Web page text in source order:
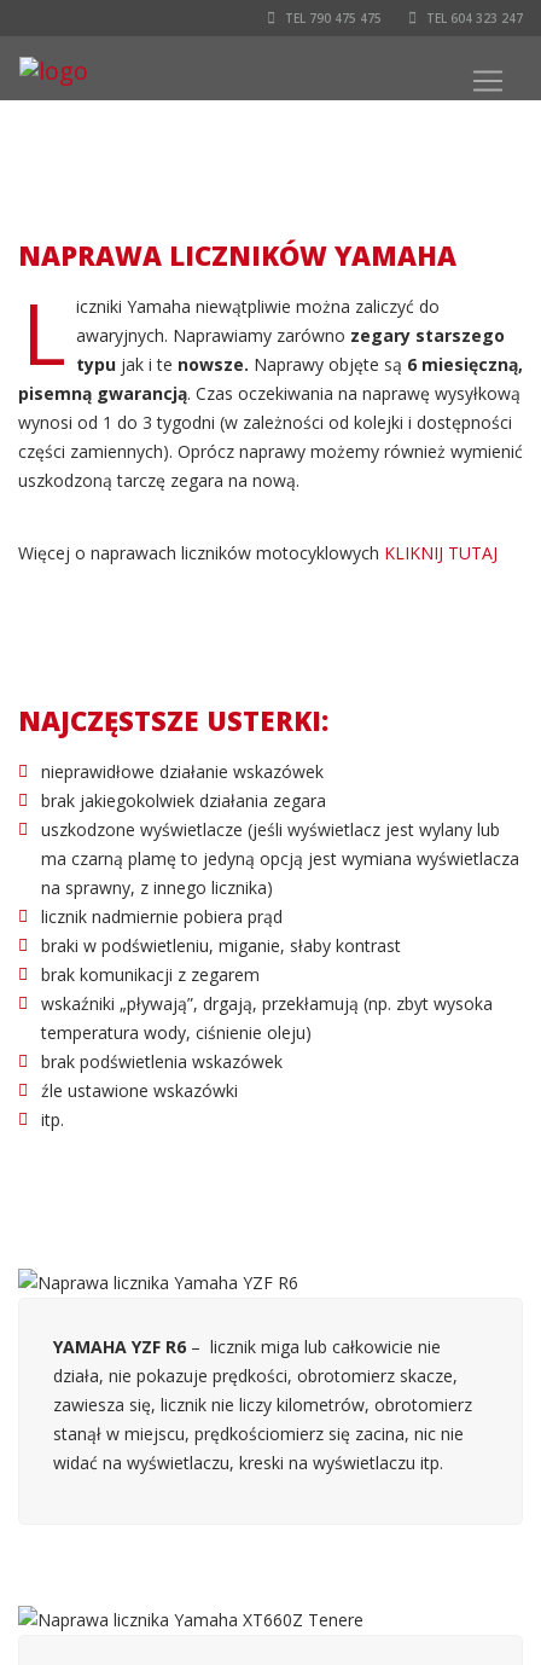
TEL 790 475 475 TEL 604 323 247
NAPRAWA LICZNIKÓW YAMAHA
L iczniki Yamaha niewątpliwie można zaliczyć do
awaryjnych. Naprawiamy zarówno zegary starszego
typu jak i te nowsze. Naprawy objęte są 6 miesięczną,
pisemną gwarancją. Czas oczekiwania na naprawę wysyłkową
wynosi od 1 do 3 tygodni (w zależności od kolejki i dostępności
części zamiennych). Oprócz naprawy możemy również wymienić
uszkodzoną tarczę zegara na nową.
Więcej o naprawach liczników motocyklowych KLIKNIJ TUTAJ
NAJCZĘSTSZE USTERKI:
nieprawidłowe działanie wskazówek
brak jakiegokolwiek działania zegara
uszkodzone wyświetlacze (jeśli wyświetlacz jest wylany lub
ma czarną plamę to jedyną opcją jest wymiana wyświetlacza
na sprawny, z innego licznika)
licznik nadmiernie pobiera prąd
braki w podświetleniu, miganie, słaby kontrast
brak komunikacji z zegarem
wskaźniki „pływają”, drgają, przekłamują (np. zbyt wysoka
temperatura wody, ciśnienie oleju)
brak podświetlenia wskazówek
źle ustawione wskazówki
itp.
YAMAHA YZF R6 – licznik miga lub całkowicie nie
działa, nie pokazuje prędkości, obrotomierz skacze,
zawiesza się, licznik nie liczy kilometrów, obrotomierz
stanął w miejscu, prędkościomierz się zacina, nic nie
widać na wyświetlaczu, kreski na wyświetlaczu itp.